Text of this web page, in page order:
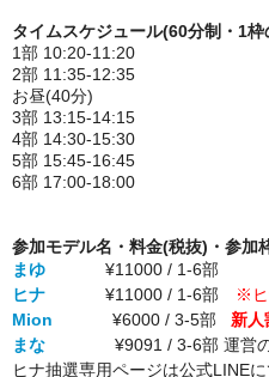
タイムスケジュール(60分制・1
1部 10:20-11:20
2部 11:35-12:35
お昼(40分)
3部 13:15-14:15
4部 14:30-15:30
5部 15:45-16:45
6部 17:00-18:00
参加モデル名・料金(税抜)・参加
まゆ
¥11000 / 1-6部
ヒナ
¥11000 / 1-6部
※ヒ
Mion
¥6000 / 3-5部 新人
まな
¥9091 / 3-6部 運営の兼
ヒナ抽選専用ページは公式LINE